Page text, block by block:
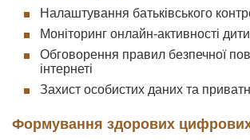
Налаштування батьківського
Моніторинг онлайн-активності
Обговорення правил безпечної
інтернеті
Захист особистих даних та
Формування здорових